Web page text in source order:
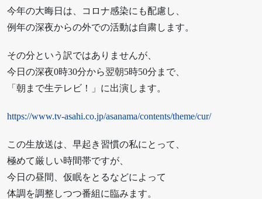
今年の大晦日は、コロナ感染にも配慮し、
例年の深夜からの外での活動は自粛します。
その分という訳ではありませんが、
今日の深夜0時30分から翌朝5時50分まで、
「朝まで生テレビ！」に出演します。
https://www.tv-asahi.co.jp/asanama/contents/theme/cur/
この生放送は、早起き習慣の私にとって、
極めて厳しい時間帯ですが、
今日の昼間、仮眠をとるなどによって
体調を調整しつつ番組に臨みます。